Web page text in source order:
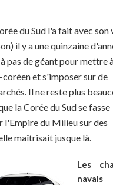
du Sud l'a fait avec son
il y a une quinzaine
pas de géant pour mettre
et s'imposer sur de
Il ne reste plus
la Corée du Sud se fasse
l'Empire du Milieu sur des
maîtrisait jusque là.
Les
navals